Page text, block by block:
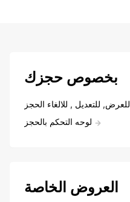
بخصوص حجزك
للعرض, للتعديل , للالغاء الحجز
لوحه التحكم بالحجز
العروض الخاصة